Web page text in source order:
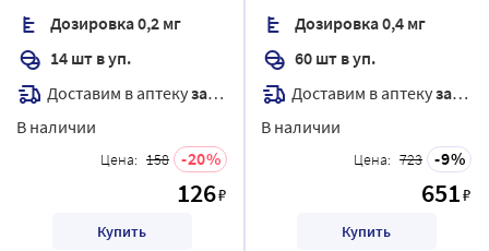
Дозировка 0,2 мг
14 шт в уп.
Доставим в аптекузавтра
В наличии
Цена: 158 20
126₽
Купить
Дозировка 0,4 мг
60 шт в уп.
Доставим в аптекузавтра
В наличии
Цена: 723 9
651₽
Купить